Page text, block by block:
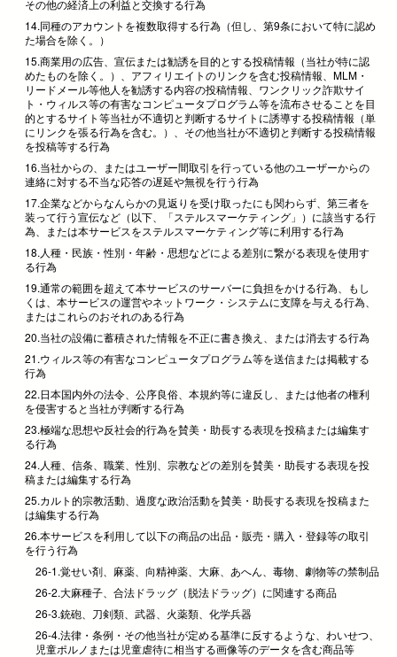
その他の経済上の利益と交換する行為
14.同種のアカウントを複数取得する行為（但し、第9条において特に認め
た場合を除く。）
15.商業用の広告、宣伝または勧誘を目的とする投稿情報（当社が特に認
めたものを除く。）、アフィリエイトのリンクを含む投稿情報、MLM・
リードメール等他人を勧誘する内容の投稿情報、ワンクリック詐欺サイ
ト・ウィルス等の有害なコンピュータプログラム等を流布させることを目
的とするサイト等当社が不適切と判断するサイトに誘導する投稿情報（単
にリンクを張る行為を含む。）、その他当社が不適切と判断する投稿情報
を投稿等する行為
16.当社からの、またはユーザー間取引を行っている他のユーザーからの
連絡に対する不当な応答の遅延や無視を行う行為
17.企業などからなんらかの見返りを受け取ったにも関わらず、第三者を
装って行う宣伝など（以下、「ステルスマーケティング」）に該当する行
為、または本サービスをステルスマーケティング等に利用する行為
18.人種・民族・性別・年齢・思想などによる差別に繋がる表現を使用す
る行為
19.通常の範囲を超えて本サービスのサーバーに負担をかける行為、もし
くは、本サービスの運営やネットワーク・システムに支障を与える行為、
またはこれらのおそれのある行為
20.当社の設備に蓄積された情報を不正に書き換え、または消去する行為
21.ウィルス等の有害なコンピュータプログラム等を送信または掲載する
行為
22.日本国内外の法令、公序良俗、本規約等に違反し、または他者の権利
を侵害すると当社が判断する行為
23.極端な思想や反社会的行為を賛美・助長する表現を投稿または編集す
る行為
24.人種、信条、職業、性別、宗教などの差別を賛美・助長する表現を投
稿または編集する行為
25.カルト的宗教活動、過度な政治活動を賛美・助長する表現を投稿また
は編集する行為
26.本サービスを利用して以下の商品の出品・販売・購入・登録等の取引
を行う行為
26-1.覚せい剤、麻薬、向精神薬、大麻、あへん、毒物、劇物等の禁制品
26-2.大麻種子、合法ドラッグ（脱法ドラッグ）に関連する商品
26-3.銃砲、刀剣類、武器、火薬類、化学兵器
26-4.法律・条例・その他当社が定める基準に反するような、わいせつ、
児童ポルノまたは児童虐待に相当する画像等のデータを含む商品等